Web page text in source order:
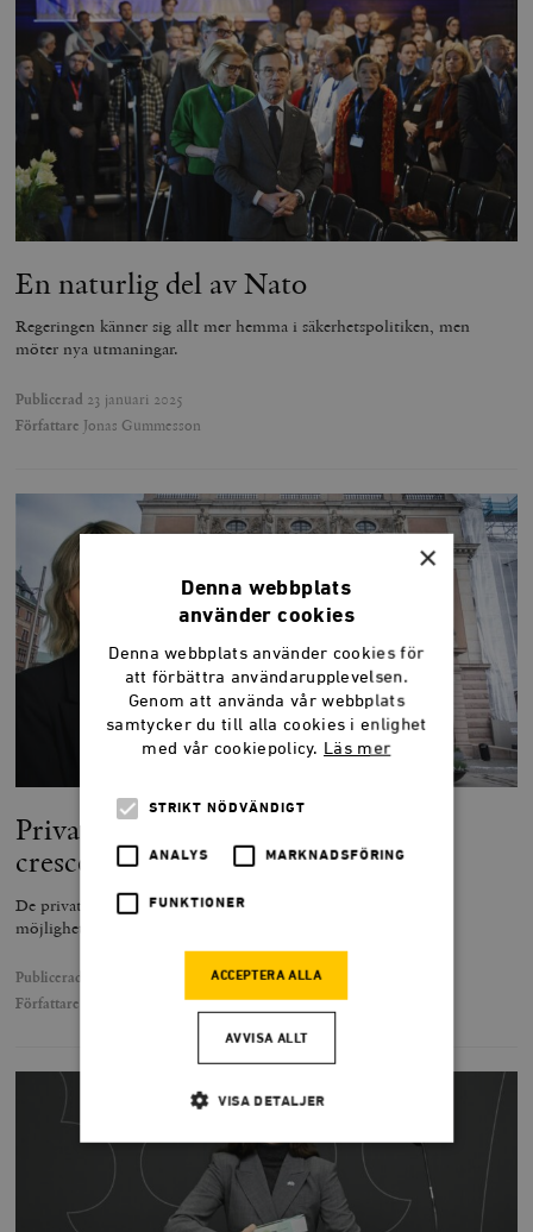
En naturlig del av Nato
Regeringen känner sig allt mer hemma i säkerhetspolitiken, men
möter nya utmaningar.
Publicerad 23 januari 2025
Författare Jonas Gummesson
Privata medel ger Operan ett nytt
crescendo
De privata donationerna till operahusets renovering visar på
möjligheterna att skapa en friare kultursektor.
Publicerad
Författare
×
Denna webbplats
använder cookies
Denna webbplats använder cookies för
att förbättra användarupplevelsen.
Genom att använda vår webbplats
samtycker du till alla cookies i enlighet
med vår cookiepolicy. Läs mer
STRIKT NÖDVÄNDIGT
ANALYS MARKNADSFÖRING
FUNKTIONER
ACCEPTERA ALLA
AVVISA ALLT
VISA DETALJER
Strikt nödvändigt
Marknadsföring Funktioner